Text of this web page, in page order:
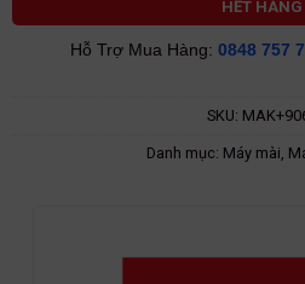
HẾT HÀNG
Hỗ Trợ Mua Hàng: 0848 757
SKU:
Danh mục: Máy mài